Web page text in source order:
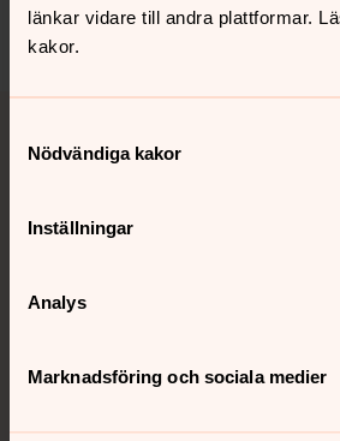
länkar vidare till andra plattformar.
kakor.
Nödvändiga kakor
Inställningar
Analys
Marknadsföring och sociala medier
Tillbaka till toppen
Tillbaka till innehållet
Kontakt
Kalender